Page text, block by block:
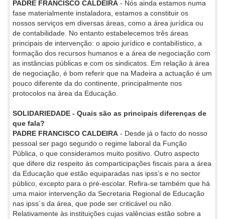
PADRE FRANCISCO CALDEIRA - Nós ainda estamos numa
fase materialmente instaladora, estamos a constituir os
nossos serviços em diversas áreas, como a área jurídica ou
de contabilidade. No entanto estabelecemos três áreas
principais de intervenção: o apoio jurídico e contabilístico, a
formação dos recursos humanos e a área de negociação com
as instâncias públicas e com os sindicatos. Em relação à área
de negociação, é bom referir que na Madeira a actuação é um
pouco diferente da do continente, principalmente nos
protocolos na área da Educação.
SOLIDARIEDADE - Quais são as principais diferenças de
que fala?
PADRE FRANCISCO CALDEIRA - Desde já o facto do nosso
pessoal ser pago segundo o regime laboral da Função
Pública, o que consideramos muito positivo. Outro aspecto
que difere diz respeito às comparticipações fiscais para a área
da Educação que estão equiparadas nas ipss’s e no sector
público, excepto para o pré-escolar. Refira-se também que há
uma maior intervenção da Secretaria Regional de Educação
nas ipss´s da área, que pode ser criticável ou não.
Relativamente às instituições cujas valências estão sobre a